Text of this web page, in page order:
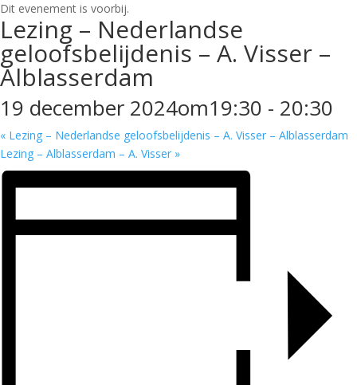
Dit evenement is voorbij.
Lezing – Nederlandse
geloofsbelijdenis – A. Visser –
Alblasserdam
19 december 2024om19:30 - 20:30
« Lezing – Nederlandse geloofsbelijdenis – A. Visser – Alblasserdam
Lezing – Alblasserdam – A. Visser »